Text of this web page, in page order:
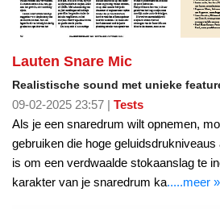
Lauten Snare Mic
Realistische sound met unieke
09-02-2025 23:57 | Tests
Als je een snaredrum wilt opnemen,
gebruiken die hoge
is om een verdwaalde stokaanslag te
karakter van je snaredrum ka.....meer